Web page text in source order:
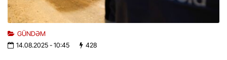
GÜNDƏM
14.08.2025- 10:45 428